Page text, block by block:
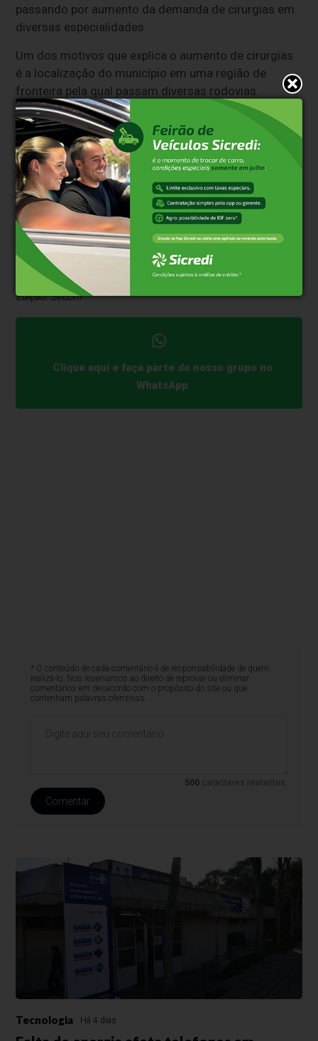
passando por aumento da demanda de cirurgias em
diversas especialidades.
Um dos motivos que explica o aumento de cirurgias
é a localização do município em uma região de
fronteira pela qual passam diversas rodovias.
Consequentemente, o hospital recebe muitos
pacientes vítimas de acidentes automobilísticos que
necessitam de intervenção cirúrgica.
“Essa obra é um sonho antigo da comunidade, e teve
muita gente envolvida em sua concretização.
Agradeço aos colaboradores do hospital e ao
governo do Estado”, ressaltou o prefeito Arlei
Tomazoni.
Texto: Ascom SES
Edição: Secom
Clique aqui e faça parte do nosso grupo no
WhatsApp
* O conteúdo de cada comentário é de responsabilidade de quem
realizá-lo. Nos reservamos ao direito de reprovar ou eliminar
comentários em desacordo com o propósito do site ou que
contenham palavras ofensivas.
500 caracteres restantes.
Comentar
Tecnologia Há 4 dias